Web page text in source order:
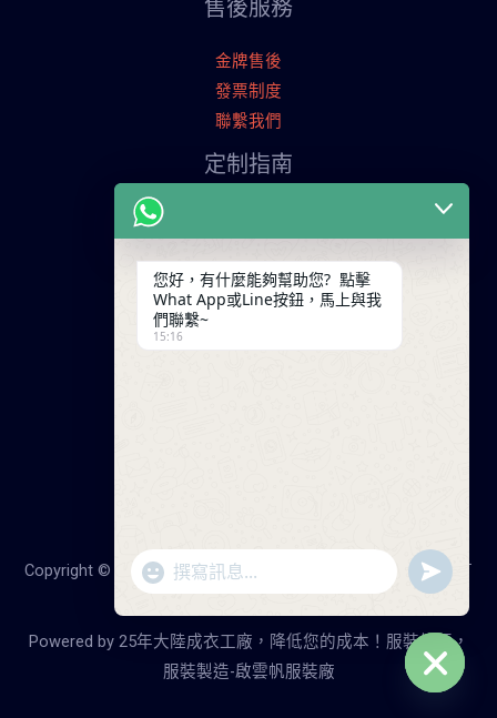
售後服務
金牌售後
發票制度
聯繫我們
定制指南
交易條款
聯繫我們
Copyright © 2026 25年大陸成衣工廠，降低您的成本！服裝打
版，服裝製造-啟雲帆服裝廠
Powered by 25年大陸成衣工廠，降低您的成本！服裝打版，
服裝製造-啟雲帆服裝廠
Hide
您好，有什麼能夠幫助您? 點擊
What App或Line按鈕，馬上與我
們聯繫~
15:16
"+chaty_settings.lang.emoji_picker+"
WhatsApp
Message